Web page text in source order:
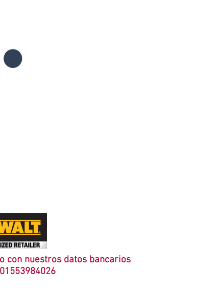
con nuestros datos bancarios